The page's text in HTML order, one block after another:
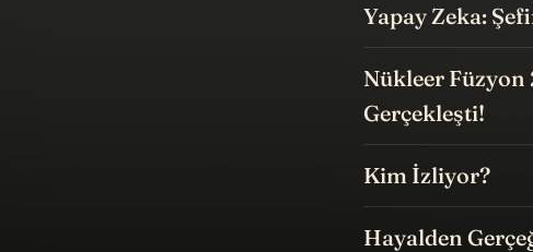
Yapay Zeka:
Nükleer Füzyon
Gerçekleşti!
Kim İzliyor?
Hayalden